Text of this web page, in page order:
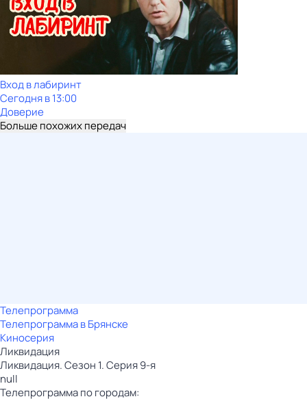
Вход в лабиринт
Сегодня в 13:00
Доверие
Больше похожих передач
Телепрограмма
Телепрограмма в Брянске
Киносерия
Ликвидация
Ликвидация. Сезон 1. Серия 9-я
null
Телепрограмма по городам: